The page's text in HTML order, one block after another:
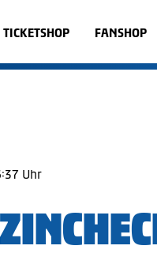
TICKETSHOP FANSHOP
Uhr